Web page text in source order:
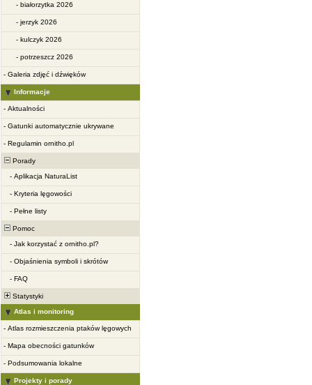
- białorzytka 2026
- jerzyk 2026
- kulczyk 2026
- potrzeszcz 2026
- Galeria zdjęć i dźwięków
Informacje
- Aktualności
- Gatunki automatycznie ukrywane
- Regulamin ornitho.pl
Porady
- Aplikacja NaturaList
- Kryteria lęgowości
- Pełne listy
Pomoc
- Jak korzystać z ornitho.pl?
- Objaśnienia symboli i skrótów
- FAQ
Statystyki
Atlas i monitoring
- Atlas rozmieszczenia ptaków lęgowych
- Mapa obecności gatunków
- Podsumowania lokalne
Projekty i porady